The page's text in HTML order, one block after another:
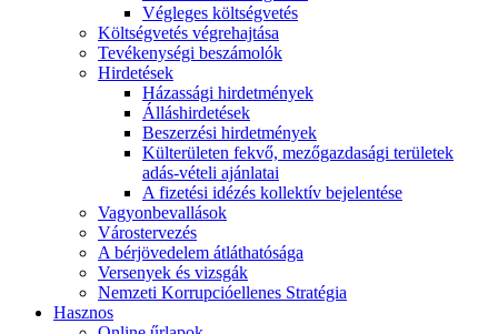
Végleges költségvetés
Költségvetés végrehajtása
Tevékenységi beszámolók
Hirdetések
Házassági hirdetmények
Álláshirdetések
Beszerzési hirdetmények
Külterületen fekvő, mezőgazdasági területek
adás-vételi ajánlatai
A fizetési idézés kollektív bejelentése
Vagyonbevallások
Várostervezés
A bérjövedelem átláthatósága
Versenyek és vizsgák
Nemzeti Korrupcióellenes Stratégia
Hasznos